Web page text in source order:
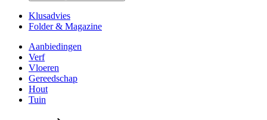
Klusadvies
Folder & Magazine
Aanbiedingen
Verf
Vloeren
Gereedschap
Hout
Tuin